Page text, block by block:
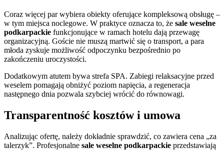
Coraz więcej par wybiera obiekty oferujące kompleksową obsługę –
w tym miejsca noclegowe. W praktyce oznacza to, że sale weselne
podkarpackie funkcjonujące w ramach hotelu dają przewagę
organizacyjną. Goście nie muszą martwić się o transport, a para
młoda zyskuje możliwość odpoczynku bezpośrednio po
zakończeniu uroczystości.
Dodatkowym atutem bywa strefa SPA. Zabiegi relaksacyjne przed
weselem pomagają obniżyć poziom napięcia, a regeneracja
następnego dnia pozwala szybciej wrócić do równowagi.
Transparentność kosztów i umowa
Analizując ofertę, należy dokładnie sprawdzić, co zawiera cena „za
talerzyk”. Profesjonalne sale weselne podkarpackie przedstawiają